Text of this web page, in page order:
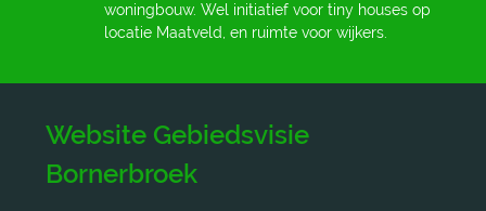
woningbouw. Wel initiatief voor tiny houses op
locatie Maatveld, en ruimte voor wijkers.
Website Gebiedsvisie
Bornerbroek